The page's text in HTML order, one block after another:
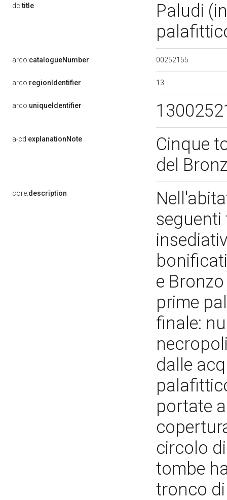
dc:title
Paludi
arco:catalogueNumber 00252155
arco:regionIdentifier 13
arco:uniqueIdentifier
a-cd:explanationNote
Cinque
del
core:description
seguenti
e
prime
finale:
dalle
portate
circolo
tombe
tronco